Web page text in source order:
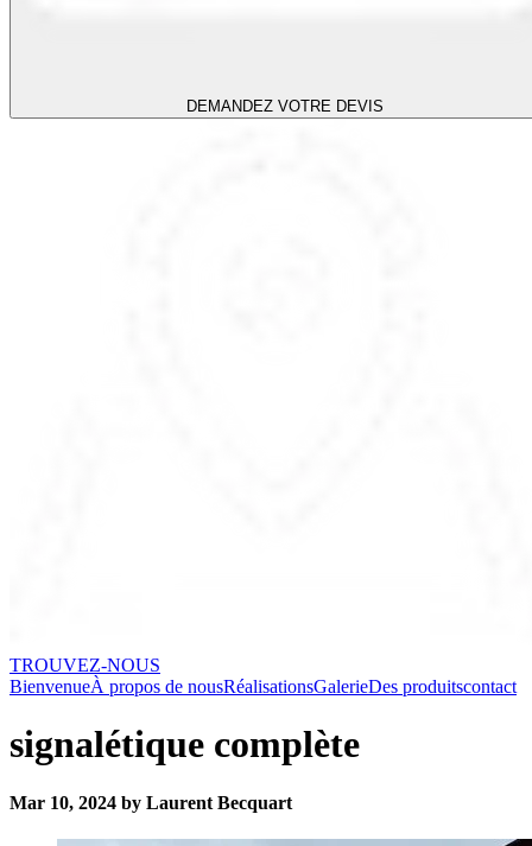
DEMANDEZ VOTRE DEVIS
TROUVEZ-NOUS
BienvenueÀ propos de nousRéalisationsGalerieDes produitscontact
signalétique complète
Mar 10, 2024 by Laurent Becquart